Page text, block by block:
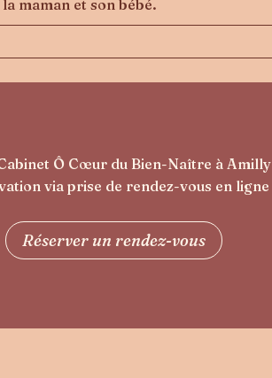
maman et son bébé.
Ô Cœur du Bien-Naître à Amilly
via prise de rendez-vous en ligne
Réserver un rendez-vous